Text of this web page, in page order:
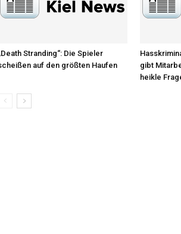
Stranding“: Die Spieler
auf den größten Haufen
gibt
heikle